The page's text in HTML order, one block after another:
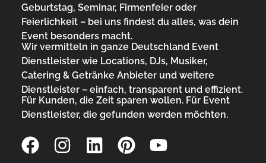
Geburtstag, Seminar, Firmenfeier oder
Feierlichkeit – bei uns findest du alles, was dein
Event besonders macht.
Wir vermitteln in ganze Deutschland Event
Dienstleister wie Locations, DJs, Musiker,
Catering & Getränke Anbieter und weitere
Dienstleister – einfach, transparent und effizient.
Für Kunden, die Zeit sparen wollen. Für Event
Dienstleister, die gefunden werden möchten.